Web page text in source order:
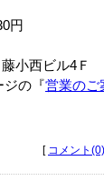
円
小西ビル4Ｆ
ジの『営業のご
[ コメント(0)